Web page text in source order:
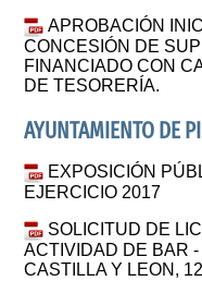
APROBACIÓN
CONCESIÓN DE
FINANCIADO CON
DE TESORERÍA.
AYUNTAMIENTO DE
EXPOSICIÓN
EJERCICIO 2017
SOLICITUD DE
ACTIVIDAD DE BAR
CASTILLA Y LEON,